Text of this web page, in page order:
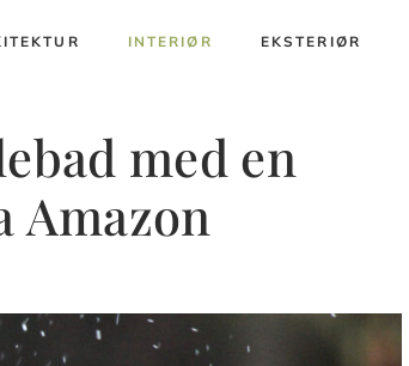
INTERIØR EKSTERIØR
med en
Amazon